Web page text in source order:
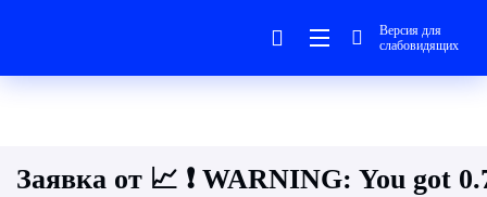
Версия для
слабовидящих
Заявка от 📈 ❗ WARNING: You got